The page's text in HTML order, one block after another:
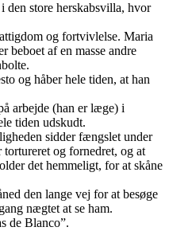
den store herskabsvilla, hvor
og fortvivlelse. Maria
beboet af en masse andre
og håber hele tiden, at han
arbejde (han er læge) i
tiden udskudt.
sidder fængslet under
og fornedret, og at
det hemmeligt, for at skåne
den lange vej for at besøge
nægtet at se ham.
de Blanco”.